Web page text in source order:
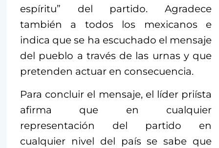
espíritu” del partido. Agradece
también a todos los mexicanos e
indica que se ha escuchado el mensaje
del pueblo a través de las urnas y que
pretenden actuar en consecuencia.
Para concluir el mensaje, el líder priísta
afirma que en cualquier
representación del partido en
cualquier nivel del país se sabe que